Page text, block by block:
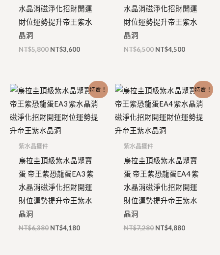
水晶消磁淨化招財開運
財位運勢提升帝王紫水
晶洞
NT$5,800 NT$3,600
水晶消磁淨化招財開運
財位運勢提升帝王紫水
晶洞
NT$6,500 NT$4,500
特賣！
紫水晶擺件
烏拉圭頂級紫水晶聚寶
蛋 帝王紫恐龍蛋EA3 紫
水晶消磁淨化招財開運
財位運勢提升帝王紫水
晶洞
NT$6,380
原
始
價
格：
NT$6,380。
NT$4,180
目
前
價
格：
NT$4,180。
特賣！
紫水晶擺件
烏拉圭頂級紫水晶聚寶
蛋 帝王紫恐龍蛋EA4 紫
水晶消磁淨化招財開運
財位運勢提升帝王紫水
晶洞
NT$7,280
原
始
價
格：
NT$7,280。
NT$4,880
目
前
價
格：
NT$4,880